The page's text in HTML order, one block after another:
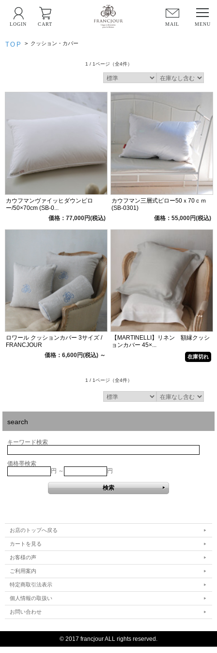
MAIL
LOGIN CART
TOP > クッション・カバー
1 / 1ページ （全4件）
カウフマンヴァイッヒダウンピロ
ー/50×70cm (SB-0...
価格：77,000円(税込)
カウフマン三層式ピロー50ｘ70ｃｍ
(SB-0301)
価格：55,000円(税込)
ロワール クッションカバー 3サイズ /
FRANCJOUR
価格：6,600円(税込) ～
【MARTINELLI】リネン 額縁クッシ
ョンカバー 45×...
在庫切れ
1 / 1ページ （全4件）
search
キーワード検索
価格帯検索
円 ～
円
お店のトップへ戻る
カートを見る
お客様の声
ご利用案内
特定商取引法表示
個人情報の取扱い
お問い合わせ
© 2017 francjour ALL rights reserved.